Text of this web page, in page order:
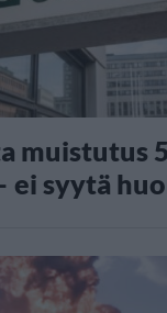
muistutus
ei syytä